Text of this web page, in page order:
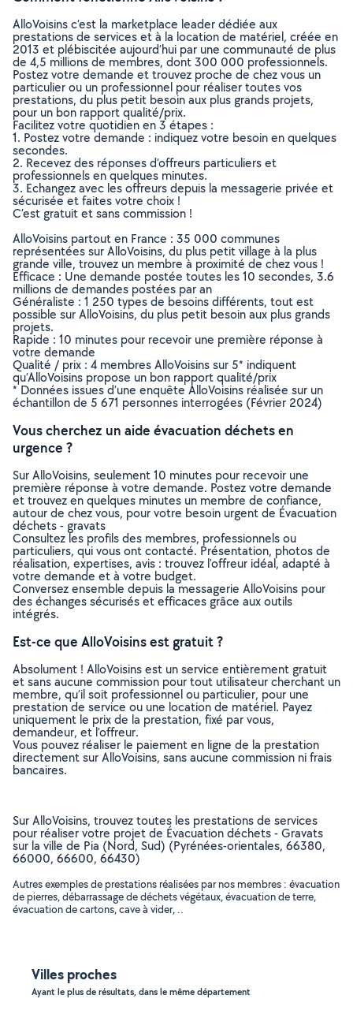
AlloVoisins c’est la marketplace leader dédiée aux
prestations de services et à la location de matériel, créée en
2013 et plébiscitée aujourd’hui par une communauté de plus
de 4,5 millions de membres, dont 300 000 professionnels.
Postez votre demande et trouvez proche de chez vous un
particulier ou un professionnel pour réaliser toutes vos
prestations, du plus petit besoin aux plus grands projets,
pour un bon rapport qualité/prix.
Facilitez votre quotidien en 3 étapes :
1. Postez votre demande : indiquez votre besoin en quelques
secondes.
2. Recevez des réponses d’offreurs particuliers et
professionnels en quelques minutes.
3. Echangez avec les offreurs depuis la messagerie privée et
sécurisée et faites votre choix !
C’est gratuit et sans commission !
AlloVoisins partout en France : 35 000 communes
représentées sur AlloVoisins, du plus petit village à la plus
grande ville, trouvez un membre à proximité de chez vous !
Efficace : Une demande postée toutes les 10 secondes, 3.6
millions de demandes postées par an
Généraliste : 1 250 types de besoins différents, tout est
possible sur AlloVoisins, du plus petit besoin aux plus grands
projets.
Rapide : 10 minutes pour recevoir une première réponse à
votre demande
Qualité / prix : 4 membres AlloVoisins sur 5* indiquent
qu’AlloVoisins propose un bon rapport qualité/prix
* Données issues d’une enquête AlloVoisins réalisée sur un
échantillon de 5 671 personnes interrogées (Février 2024)
Vous cherchez un aide évacuation déchets en
urgence ?
Sur AlloVoisins, seulement 10 minutes pour recevoir une
première réponse à votre demande. Postez votre demande
et trouvez en quelques minutes un membre de confiance,
autour de chez vous, pour votre besoin urgent de Évacuation
déchets - gravats
Consultez les profils des membres, professionnels ou
particuliers, qui vous ont contacté. Présentation, photos de
réalisation, expertises, avis : trouvez l'offreur idéal, adapté à
votre demande et à votre budget.
Conversez ensemble depuis la messagerie AlloVoisins pour
des échanges sécurisés et efficaces grâce aux outils
intégrés.
Est-ce que AlloVoisins est gratuit ?
Absolument ! AlloVoisins est un service entièrement gratuit
et sans aucune commission pour tout utilisateur cherchant un
membre, qu’il soit professionnel ou particulier, pour une
prestation de service ou une location de matériel. Payez
uniquement le prix de la prestation, fixé par vous,
demandeur, et l’offreur.
Vous pouvez réaliser le paiement en ligne de la prestation
directement sur AlloVoisins, sans aucune commission ni frais
bancaires.
Sur AlloVoisins, trouvez toutes les prestations de services
pour réaliser votre projet de Évacuation déchets - Gravats
sur la ville de Pia (Nord, Sud) (Pyrénées-orientales, 66380,
66000, 66600, 66430)
Autres exemples de prestations réalisées par nos membres : évacuation
de pierres, débarrassage de déchets végétaux, évacuation de terre,
évacuation de cartons, cave à vider, ..
Villes proches
Ayant le plus de résultats, dans le même département